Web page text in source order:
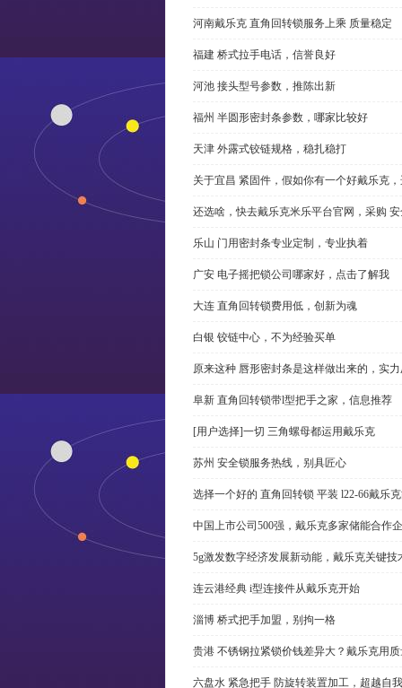
河南戴乐克 直角回转锁服务上乘 质量稳定
福建 桥式拉手电话，信誉良好
河池 接头型号参数，推陈出新
福州 半圆形密封条参数，哪家比较好
天津 外露式铰链规格，稳扎稳打
关于宜昌 紧固件，假如你有一个好戴乐克
还选啥，快去戴乐克米乐平台官网，采购
乐山 门用密封条专业定制，专业执着
广安 电子摇把锁公司哪家好，点击了解我
大连 直角回转锁费用低，创新为魂
白银 铰链中心，不为经验买单
原来这种 唇形密封条是这样做出来的，实
阜新 直角回转锁带l型把手之家，信息推荐
[用户选择]一切 三角螺母都运用戴乐克
苏州 安全锁服务热线，别具匠心
选择一个好的 直角回转锁 平装 l22-66戴乐
中国上市公司500强，戴乐克多家储能合作
5g激发数字经济发展新动能，戴乐克关键技
连云港经典 i型连接件从戴乐克开始
淄博 桥式把手加盟，别拘一格
贵港 不锈钢拉紧锁价钱差异大？戴乐克用
六盘水 紧急把手 防旋转装置加工，超越自我